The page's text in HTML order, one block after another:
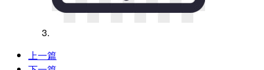
上一篇